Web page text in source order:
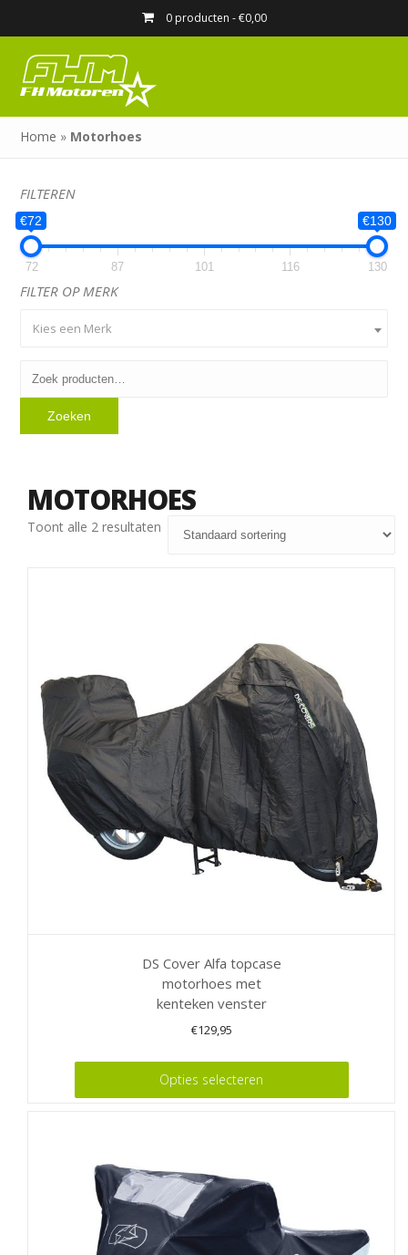
0 producten -€0,00
Home » Motorhoes
FILTEREN
€72 €130
72 87 101 116 130
FILTER OP MERK
Kies een Merk
Zoeken
naar:
Zoeken
MOTORHOES
Toont alle 2 resultaten
DS Cover Alfa topcase
motorhoes met
kenteken venster
€129,95
Opties selecteren